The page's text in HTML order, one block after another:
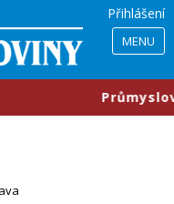
Přihlášení
MENU
parky se mění,